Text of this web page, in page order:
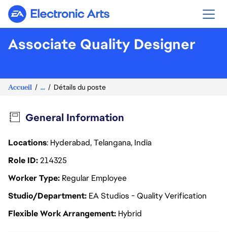
Electronic Arts
Associate Quality Designer
Accueil ... Détails du poste
General Information
Locations: Hyderabad, Telangana, India
Role ID214325
Worker Type Regular Employee
Studio/Department EA Studios - Quality Verification
Flexible Work Arrangement Hybrid